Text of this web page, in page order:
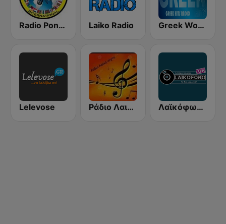
Radio Pontos International Laiko Radio Greek World Radio
Lelevose Ράδιο Λαική Νυχτα Λαϊκόφωνο Λαμίας